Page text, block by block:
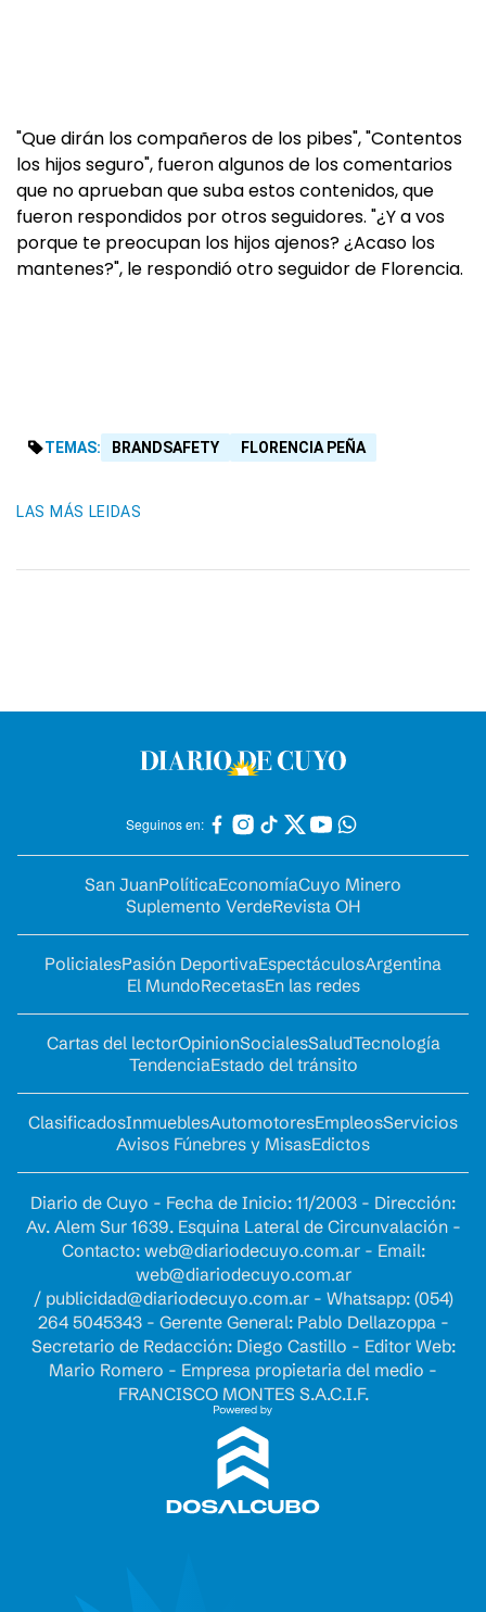
"Que dirán los compañeros de los pibes", "Contentos
los hijos seguro", fueron algunos de los comentarios
que no aprueban que suba estos contenidos, que
fueron respondidos por otros seguidores. "¿Y a vos
porque te preocupan los hijos ajenos? ¿Acaso los
mantenes?", le respondió otro seguidor de Florencia.
TEMAS: BRANDSAFETY FLORENCIA PEÑA
LAS MÁS LEIDAS
Seguinos en:
San JuanPolíticaEconomíaCuyo Minero
Suplemento VerdeRevista OH
PolicialesPasión DeportivaEspectáculosArgentina
El MundoRecetasEn las redes
Cartas del lectorOpinionSocialesSaludTecnología
TendenciaEstado del tránsito
ClasificadosInmueblesAutomotoresEmpleosServicios
Avisos Fúnebres y MisasEdictos
Diario de Cuyo - Fecha de Inicio: 11/2003 - Dirección:
Av. Alem Sur 1639. Esquina Lateral de Circunvalación -
Contacto: web@diariodecuyo.com.ar- Email:
web@diariodecuyo.com.ar
/ publicidad@diariodecuyo.com.ar- Whatsapp: (054)
264 5045343 - Gerente General: Pablo Dellazoppa -
Secretario de Redacción: Diego Castillo - Editor Web:
Mario Romero - Empresa propietaria del medio -
FRANCISCO MONTES S.A.C.I.F.